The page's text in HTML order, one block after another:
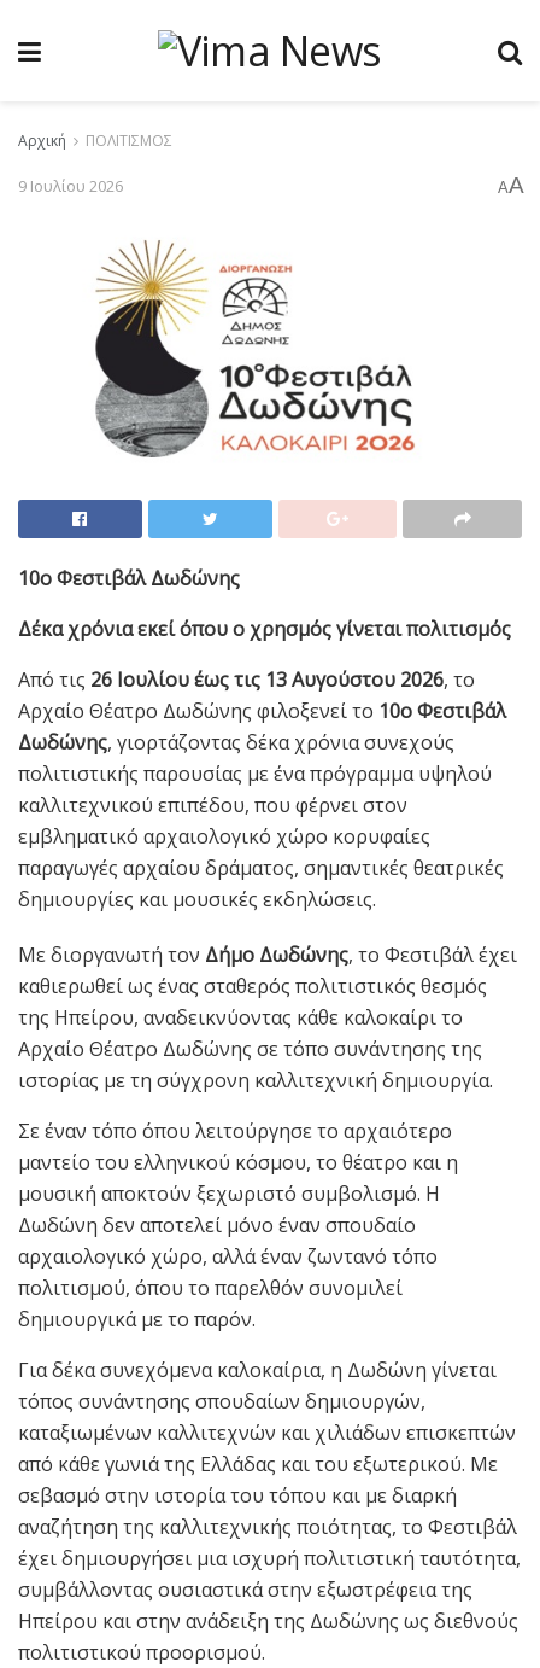
Αρχική ΠΟΛΙΤΙΣΜΟΣ
9 Ιουλίου 2026 AA
10ο Φεστιβάλ Δωδώνης
Δέκα χρόνια εκεί όπου ο χρησμός γίνεται πολιτισμός
Από τις 26 Ιουλίου έως τις 13 Αυγούστου 2026, το
Αρχαίο Θέατρο Δωδώνης φιλοξενεί το 10ο Φεστιβάλ
Δωδώνης, γιορτάζοντας δέκα χρόνια συνεχούς
πολιτιστικής παρουσίας με ένα πρόγραμμα υψηλού
καλλιτεχνικού επιπέδου, που φέρνει στον
εμβληματικό αρχαιολογικό χώρο κορυφαίες
παραγωγές αρχαίου δράματος, σημαντικές θεατρικές
δημιουργίες και μουσικές εκδηλώσεις.
Με διοργανωτή τον Δήμο Δωδώνης, το Φεστιβάλ έχει
καθιερωθεί ως ένας σταθερός πολιτιστικός θεσμός
της Ηπείρου, αναδεικνύοντας κάθε καλοκαίρι το
Αρχαίο Θέατρο Δωδώνης σε τόπο συνάντησης της
ιστορίας με τη σύγχρονη καλλιτεχνική δημιουργία.
Σε έναν τόπο όπου λειτούργησε το αρχαιότερο
μαντείο του ελληνικού κόσμου, το θέατρο και η
μουσική αποκτούν ξεχωριστό συμβολισμό. Η
Δωδώνη δεν αποτελεί μόνο έναν σπουδαίο
αρχαιολογικό χώρο, αλλά έναν ζωντανό τόπο
πολιτισμού, όπου το παρελθόν συνομιλεί
δημιουργικά με το παρόν.
Για δέκα συνεχόμενα καλοκαίρια, η Δωδώνη γίνεται
τόπος συνάντησης σπουδαίων δημιουργών,
καταξιωμένων καλλιτεχνών και χιλιάδων επισκεπτών
από κάθε γωνιά της Ελλάδας και του εξωτερικού. Με
σεβασμό στην ιστορία του τόπου και με διαρκή
αναζήτηση της καλλιτεχνικής ποιότητας, το Φεστιβάλ
έχει δημιουργήσει μια ισχυρή πολιτιστική ταυτότητα,
συμβάλλοντας ουσιαστικά στην εξωστρέφεια της
Ηπείρου και στην ανάδειξη της Δωδώνης ως διεθνούς
πολιτιστικού προορισμού.